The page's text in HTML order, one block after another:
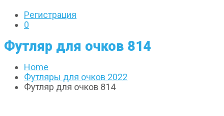
Регистрация
0
Футляр для очков 814
Home
Футляры для очков 2022
Футляр для очков 814